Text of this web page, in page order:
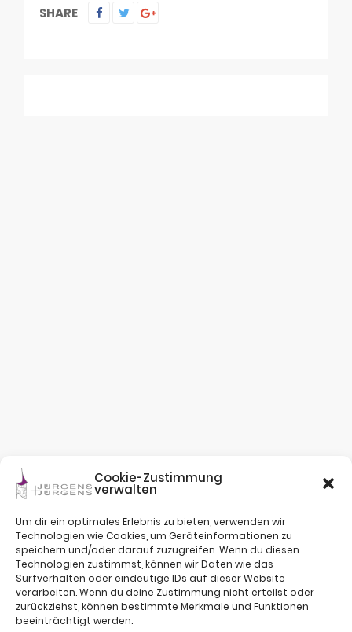
Cookie-Zustimmung
verwalten
Um dir ein optimales Erlebnis zu bieten, verwenden wir
Technologien wie Cookies, um Geräteinformationen zu
speichern und/oder darauf zuzugreifen. Wenn du diesen
Technologien zustimmst, können wir Daten wie das
Surfverhalten oder eindeutige IDs auf dieser Website
verarbeiten. Wenn du deine Zustimmung nicht erteilst oder
zurückziehst, können bestimmte Merkmale und Funktionen
beeinträchtigt werden.
SHARE